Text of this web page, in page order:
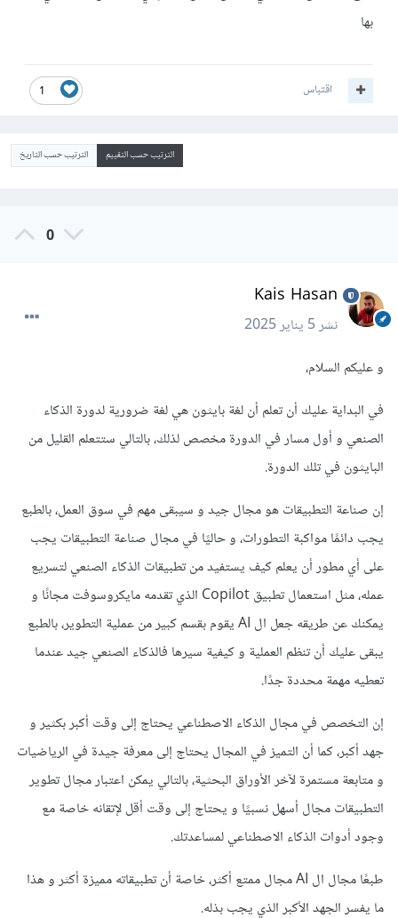
بها
1 اقتباس
الترتيب حسب التقييم الترتيب حسب التاريخ
0
Kais Hasan
نشر5 يناير 2025
و عليكم السلام،
في البداية عليك أن تعلم أن لغة بايثون هي لغة ضرورية لدورة الذكاء
الصنعي و أول مسار في الدورة مخصص لذلك، بالتالي ستتعلم القليل من
البايثون في تلك الدورة.
إن صناعة التطبيقات هو مجال جيد و سيبقى مهم في سوق العمل، بالطبع
يجب دائمًا مواكبة التطورات، و حاليًا في مجال صناعة التطبيقات يجب
على أي مطور أن يعلم كيف يستفيد من تطبيقات الذكاء الصنعي لتسريع
عمله، مثل استعمال تطبيق Copilot الذي تقدمه مايكروسوفت مجانًا و
يمكنك عن طريقه جعل ال AI يقوم بقسم كبير من عملية التطوير، بالطبع
يبقى عليك أن تنظم العملية و كيفية سيرها فالذكاء الصنعي جيد عندما
تعطيه مهمة محددة جدًا.
إن التخصص في مجال الذكاء الاصطناعي يحتاج إلى وقت أكبر بكثير و
جهد أكبر، كما أن التميز في المجال يحتاج إلى معرفة جيدة في الرياضيات
و متابعة مستمرة لآخر الأوراق البحثية، بالتالي يمكن اعتبار مجال تطوير
التطبيقات مجال أسهل نسبيًا و يحتاج إلى وقت أقل لإتقانه خاصة مع
وجود أدوات الذكاء الاصطناعي لمساعدتك.
طبعًا مجال ال AI مجال ممتع أكثر، خاصة أن تطبيقاته مميزة أكثر و هذا
ما يفسر الجهد الأكبر الذي يجب بذله.